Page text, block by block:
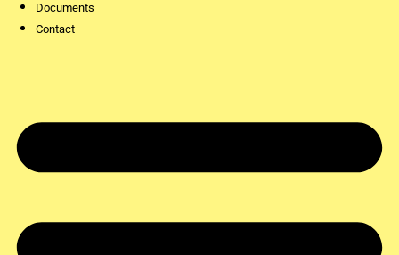
Documents
Contact